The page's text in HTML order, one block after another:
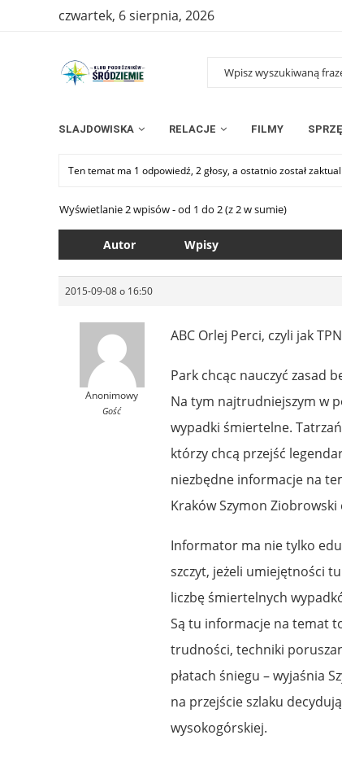
czwartek, 6 sierpnia, 2026
SLAJDOWISKA RELACJE FILMY
Ten temat ma 1 odpowiedź, 2 głosy, a ostatnio został
Wyświetlanie 2 wpisów - od 1 do 2 (z 2 w sumie)
Autor Wpisy
2015-09-08 o 16:50
Anonimowy
Gość
ABC Orlej Perci, czyli jak
Park chcąc nauczyć zasad
Na tym najtrudniejszym w
wypadki śmiertelne.
którzy chcą przejść
niezbędne informacje na
Kraków Szymon
Informator ma nie tylko
szczyt, jeżeli umiejętności
liczbę śmiertelnych
Są tu informacje na temat
trudności, techniki
płatach śniegu – wyjaśnia
na przejście szlaku
wysokogórskiej.